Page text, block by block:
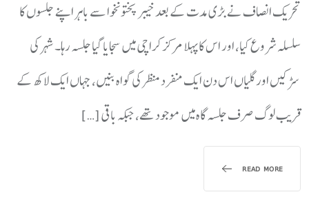
تحریک انصاف نے بڑی مدت کے بعد خیبر پختونخوا سے باہر اپنے جلسوں کا
سلسلہ شروع کیا، اور اس کا پہلا مرکز کراچی میں سجایا گیا جلسہ رہا۔ شہر کی
سڑکیں اور گلیاں اس دن ایک منفرد منظر کی گواہ بنیں، جہاں ایک لاکھ کے
قریب لوگ صرف جلسہ گاہ میں موجود تھے، جبکہ باقی […]
READ MORE